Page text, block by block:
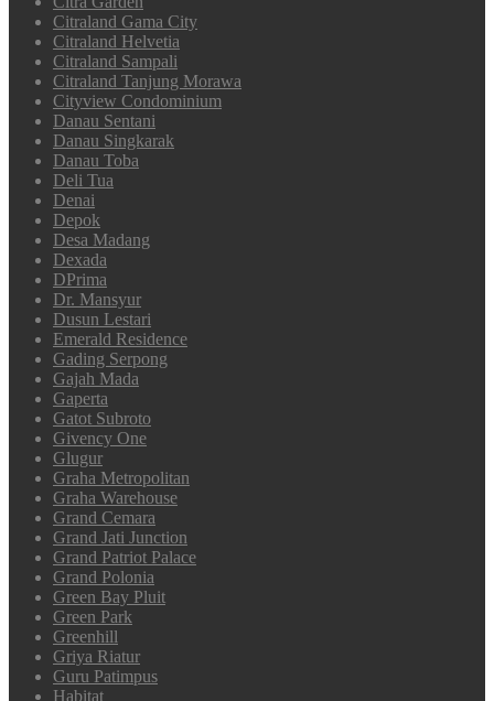
Citraland Gama City
Citraland Helvetia
Citraland Sampali
Citraland Tanjung Morawa
Cityview Condominium
Danau Sentani
Danau Singkarak
Danau Toba
Deli Tua
Denai
Depok
Desa Madang
Dexada
DPrima
Dr. Mansyur
Dusun Lestari
Emerald Residence
Gading Serpong
Gajah Mada
Gaperta
Gatot Subroto
Givency One
Glugur
Graha Metropolitan
Graha Warehouse
Grand Cemara
Grand Jati Junction
Grand Patriot Palace
Grand Polonia
Green Bay Pluit
Green Park
Greenhill
Griya Riatur
Guru Patimpus
Habitat